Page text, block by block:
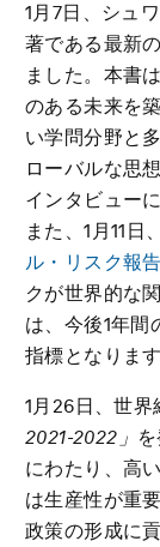
1月7日、シュ
著である最新
ました。本書
のある未来を
い学問分野と
ローバルな思
インタビュー
また、1月11
ル・リスク報
クが世界的な
は、今後1年間
指標となります
1月26日、世
2021-2022」
にわたり、高
は生産性が重
政策の形成に